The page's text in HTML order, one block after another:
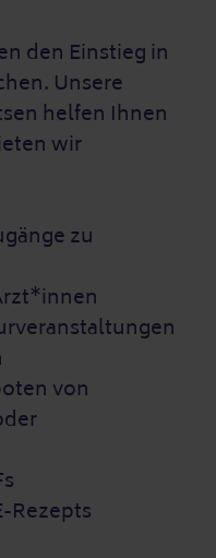
den Einstieg in
Unsere
helfen Ihnen
wir
zu
von
Rezepts